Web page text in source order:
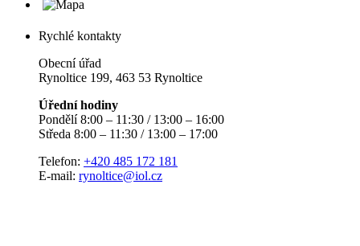
Rychlé kontakty
Obecní úřad
Rynoltice 199, 463 53 Rynoltice
Úřední hodiny
Pondělí 8:00 – 11:30 / 13:00 – 16:00
Středa 8:00 – 11:30 / 13:00 – 17:00
Telefon: +420 485 172 181
E-mail: rynoltice@iol.cz